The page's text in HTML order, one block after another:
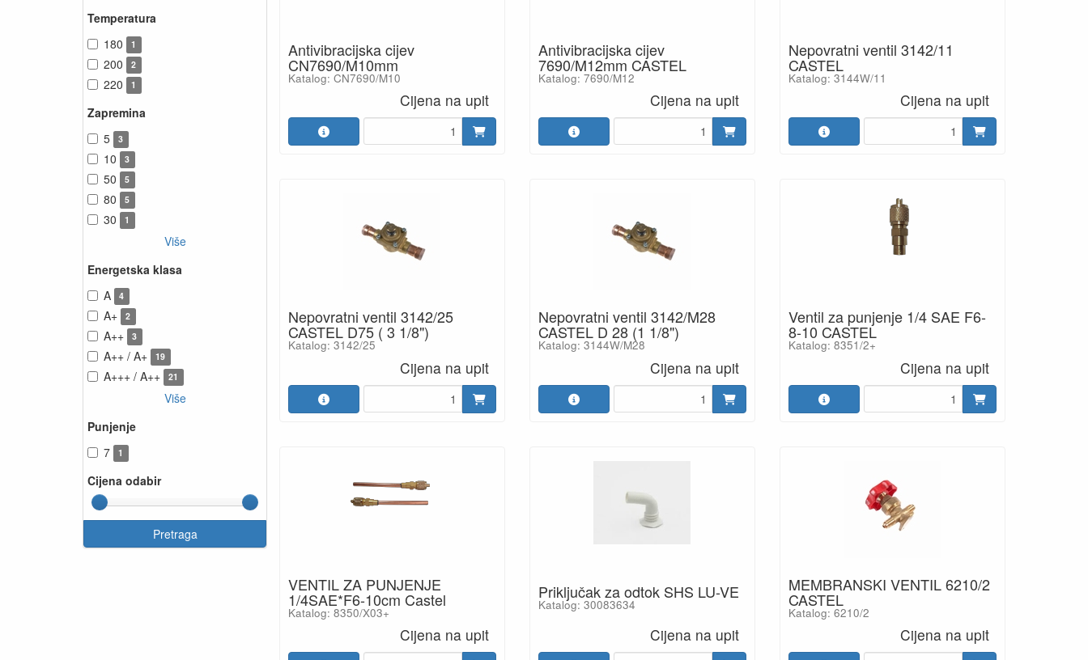
Temperatura
180
1
200 2
220 1
Zapremina
5
3
10 3
50 5
80 5
30 1
Više
Energetska klasa
A
4
A+ 2
A++ 3
A++ / A+ 19
A+++ / A++ 21
Više
Punjenje
7
1
Cijena odabir
Pretraga
Antivibracijska cijev
CN7690/M10mm
Katalog: CN7690/M10
Cijena na upit
Antivibracijska cijev
7690/M12mm CASTEL
Katalog: 7690/M12
Cijena na upit
Nepovratni ventil 3142/11
CASTEL
Katalog: 3144W/11
Cijena na upit
Nepovratni ventil 3142/25
CASTEL D75 ( 3 1/8")
Katalog: 3142/25
Cijena na upit
Nepovratni ventil 3142/M28
CASTEL D 28 (1 1/8")
Katalog: 3144W/M28
Cijena na upit
Ventil za punjenje 1/4 SAE F6-
8-10 CASTEL
Katalog: 8351/2+
Cijena na upit
VENTIL ZA PUNJENJE
1/4SAE*F6-10cm Castel
Katalog: 8350/X03+
Cijena na upit
Priključak za odtok SHS LU-VE
Katalog: 30083634
Cijena na upit
MEMBRANSKI VENTIL 6210/2
CASTEL
Katalog: 6210/2
Cijena na upit